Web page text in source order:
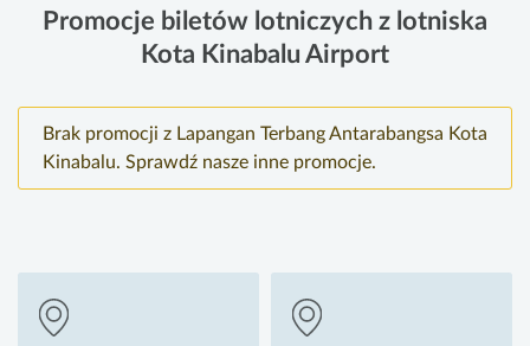
Promocje biletów lotniczych z lotniska
Kota Kinabalu Airport
Brak promocji z Lapangan Terbang Antarabangsa Kota
Kinabalu. Sprawdź nasze inne promocje.